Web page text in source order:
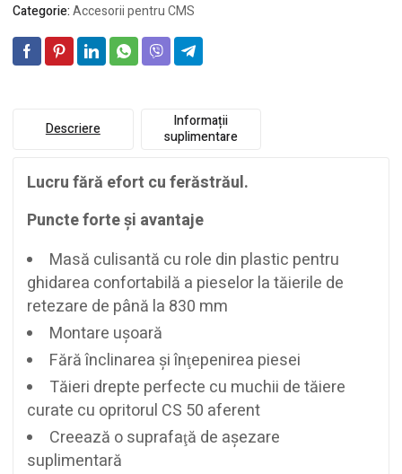
Categorie:Accesorii pentru CMS
Descriere
Informații
suplimentare
Lucru fără efort cu ferăstrăul.
Puncte forte şi avantaje
Masă culisantă cu role din plastic pentru
ghidarea confortabilă a pieselor la tăierile de
retezare de până la 830 mm
Montare uşoară
Fără înclinarea şi înţepenirea piesei
Tăieri drepte perfecte cu muchii de tăiere
curate cu opritorul CS 50 aferent
Creează o suprafaţă de aşezare
suplimentară